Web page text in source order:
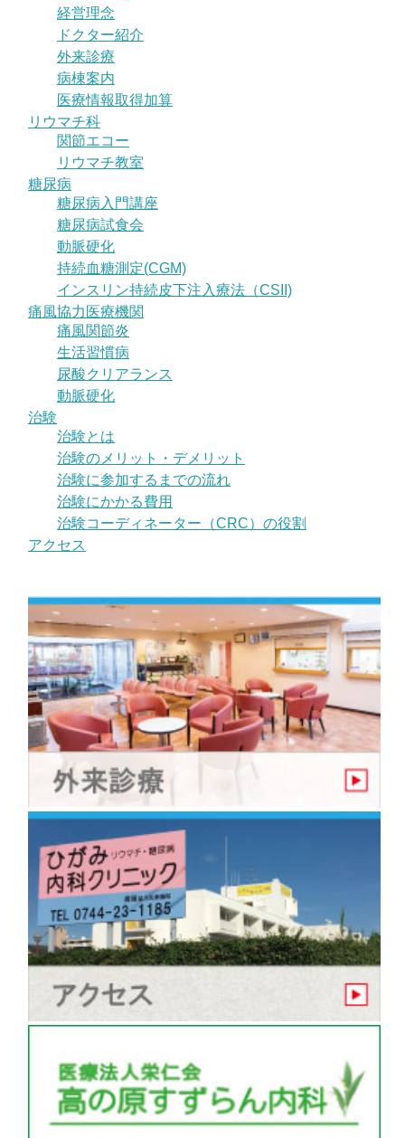
経営理念
ドクター紹介
外来診療
病棟案内
医療情報取得加算
リウマチ科
関節エコー
リウマチ教室
糖尿病
糖尿病入門講座
糖尿病試食会
動脈硬化
持続血糖測定(CGM)
インスリン持続皮下注入療法（CSII)
痛風協力医療機関
痛風関節炎
生活習慣病
尿酸クリアランス
動脈硬化
治験
治験とは
治験のメリット・デメリット
治験に参加するまでの流れ
治験にかかる費用
治験コーディネーター（CRC）の役割
アクセス